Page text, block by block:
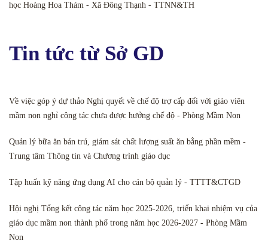
học Hoàng Hoa Thám - Xã Đông Thạnh - TTNN&TH
Tin tức từ Sở GD
Về việc góp ý dự thảo Nghị quyết về chế độ trợ cấp đối với giáo viên
mầm non nghỉ công tác chưa được hưởng chế độ - Phòng Mầm Non
Quản lý bữa ăn bán trú, giám sát chất lượng suất ăn bằng phần mềm -
Trung tâm Thông tin và Chương trình giáo dục
Tập huấn kỹ năng ứng dụng AI cho cán bộ quản lý - TTTT&CTGD
Hội nghị Tổng kết công tác năm học 2025-2026, triển khai nhiệm vụ của
giáo dục mầm non thành phố trong năm học 2026-2027 - Phòng Mầm
Non